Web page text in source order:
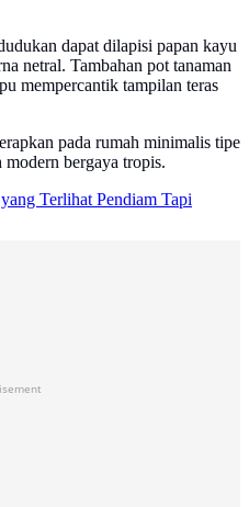
dapat dilapisi papan kayu
netral. Tambahan pot tanaman
mempercantik tampilan teras
pada rumah minimalis tipe
bergaya tropis.
Terlihat Pendiam Tapi